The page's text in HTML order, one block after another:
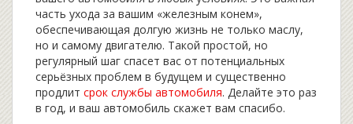
часть ухода за вашим «железным конем»,
обеспечивающая долгую жизнь не только маслу,
но и самому двигателю. Такой простой, но
регулярный шаг спасет вас от потенциальных
серьёзных проблем в будущем и существенно
продлит срок службы автомобиля. Делайте это раз
в год, и ваш автомобиль скажет вам спасибо.